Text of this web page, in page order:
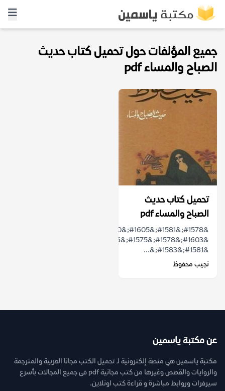
جميع المؤلفات حول تحميل كتاب حديث
الصباح والمساء pdf
تحميل كتاب حديث
الصباح والمساء pdf
&#1581;&#1583;&...
نجيب محفوظ
عن مكتبة ياسمين
مكتبة ياسمين هي منصة إلكترونية لـ تحميل الكتب مجانا العربية والمترجمة
والروايات والقصص وغيرها من كتب مجانية pdf فى جميع المجالات بأسرع
سيرفرات وروابط مباشرة و قراءة كتب اونلاين.